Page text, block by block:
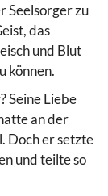
Seelsorger zu
das
und Blut
können.
Seine Liebe
an der
Doch er setzte
und teilte so